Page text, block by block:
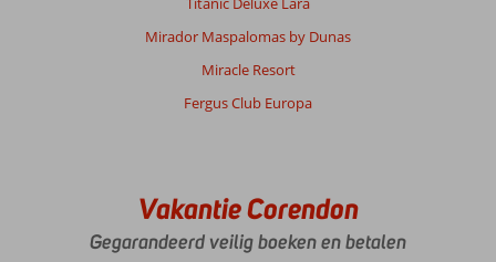
Mirador Maspalomas by Dunas
Miracle Resort
Fergus Club Europa
Vakantie Corendon
Gegarandeerd veilig boeken en betalen